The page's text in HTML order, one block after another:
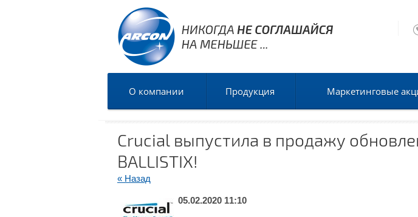
О компании Продукция Маркетинговые
Crucial выпустила в продажу
BALLISTIX!
« Назад
05.02.2020 11:10